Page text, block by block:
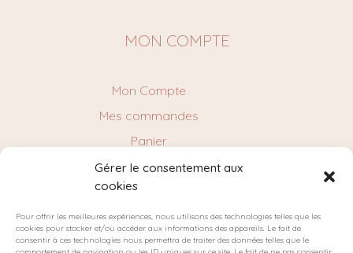
Gérer le consentement aux
cookies
Pour offrir les meilleures expériences, nous utilisons des technologies telles que les
cookies pour stocker et/ou accéder aux informations des appareils. Le fait de
consentir à ces technologies nous permettra de traiter des données telles que le
MON COMPTE
Mon Compte
Mes commandes
Panier
NEWSLETTER